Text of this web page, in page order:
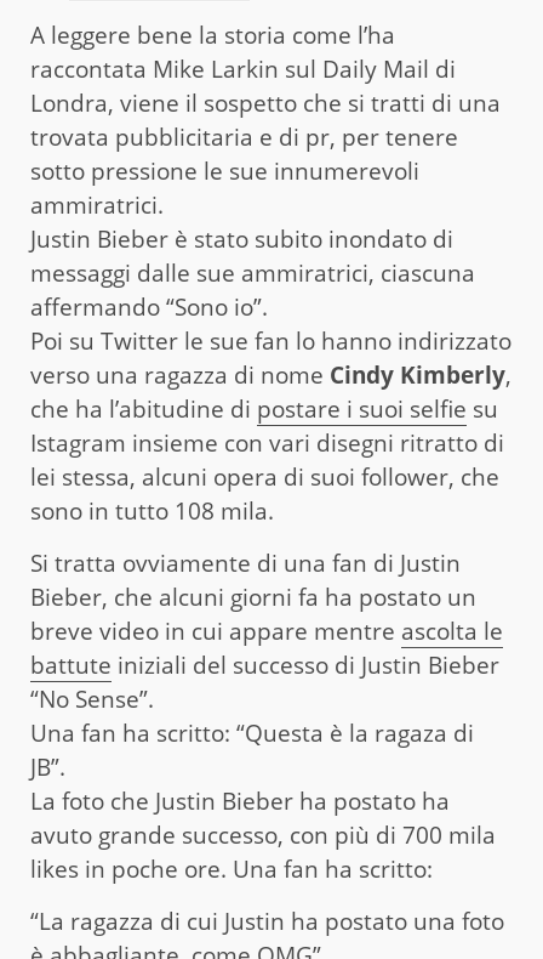
A leggere bene la storia come l’ha
raccontata Mike Larkin sul Daily Mail di
Londra, viene il sospetto che si tratti di una
trovata pubblicitaria e di pr, per tenere
sotto pressione le sue innumerevoli
ammiratrici.
Justin Bieber è stato subito inondato di
messaggi dalle sue ammiratrici, ciascuna
affermando “Sono io”.
Poi su Twitter le sue fan lo hanno indirizzato
verso una ragazza di nome Cindy Kimberly,
che ha l’abitudine di postare i suoi selfie su
Istagram insieme con vari disegni ritratto di
lei stessa, alcuni opera di suoi follower, che
sono in tutto 108 mila.
Si tratta ovviamente di una fan di Justin
Bieber, che alcuni giorni fa ha postato un
breve video in cui appare mentre ascolta le
battute iniziali del successo di Justin Bieber
“No Sense”.
Una fan ha scritto: “Questa è la ragaza di
JB”.
La foto che Justin Bieber ha postato ha
avuto grande successo, con più di 700 mila
likes in poche ore. Una fan ha scritto:
“La ragazza di cui Justin ha postato una foto